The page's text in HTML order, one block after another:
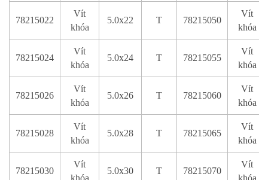
78215022
Vít
khóa
5.0x22 T 78215050
Vít
khóa
78215024
Vít
khóa
5.0x24 T 78215055
Vít
khóa
78215026
Vít
khóa
5.0x26 T 78215060
Vít
khóa
78215028
Vít
khóa
5.0x28 T 78215065
Vít
khóa
78215030
Vít
khóa
5.0x30 T 78215070
Vít
khóa